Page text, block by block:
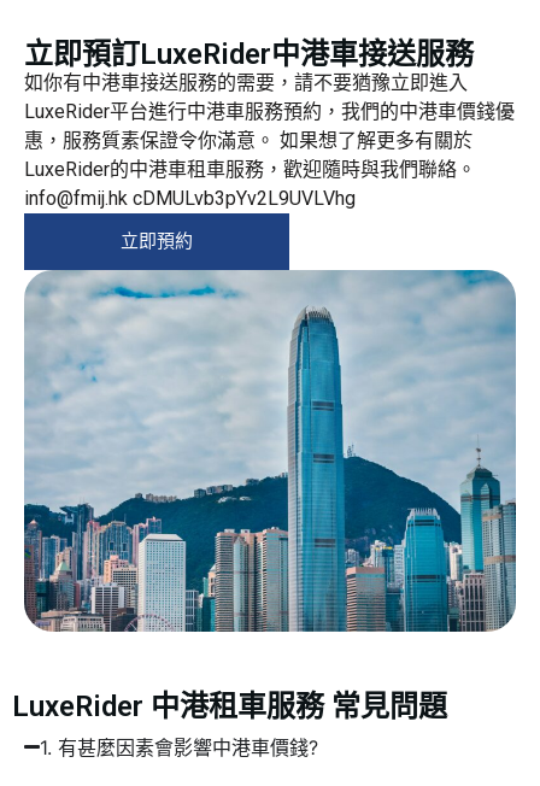
立即預訂LuxeRider中港車接送服務
如你有中港車接送服務的需要，請不要猶豫立即進入
LuxeRider平台進行中港車服務預約，我們的中港車價錢優
惠，服務質素保證令你滿意。 如果想了解更多有關於
LuxeRider的中港車租車服務，歡迎隨時與我們聯絡。
info@fmij.hk cDMULvb3pYv2L9UVLVhg
立即預約
LuxeRider 中港租車服務 常見問題
1. 有甚麼因素會影響中港車價錢?